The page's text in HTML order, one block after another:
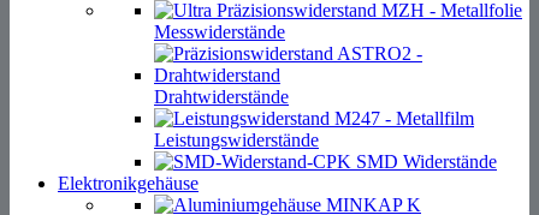
Messwiderstände
Drahtwiderstände
Leistungswiderstände
SMD Widerstände
Elektronikgehäuse